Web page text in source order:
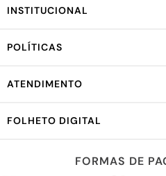
INSTITUCIONAL
POLÍTICAS
ATENDIMENTO
FOLHETO DIGITAL
FORMAS DE